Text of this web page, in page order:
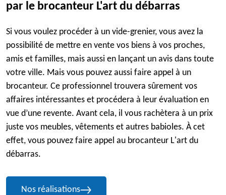
par le brocanteur L'art du débarras
Si vous voulez procéder à un vide-grenier, vous avez la
possibilité de mettre en vente vos biens à vos proches,
amis et familles, mais aussi en lançant un avis dans toute
votre ville. Mais vous pouvez aussi faire appel à un
brocanteur. Ce professionnel trouvera sûrement vos
affaires intéressantes et procédera à leur évaluation en
vue d’une revente. Avant cela, il vous rachètera à un prix
juste vos meubles, vêtements et autres babioles. À cet
effet, vous pouvez faire appel au brocanteur L'art du
débarras.
Nos réalisations